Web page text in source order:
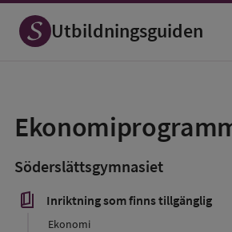
Utbildningsguiden
som
favorit
Söderslättsgymnasiet
book_5 Inriktning som finns tillgänglig
Ekonomi